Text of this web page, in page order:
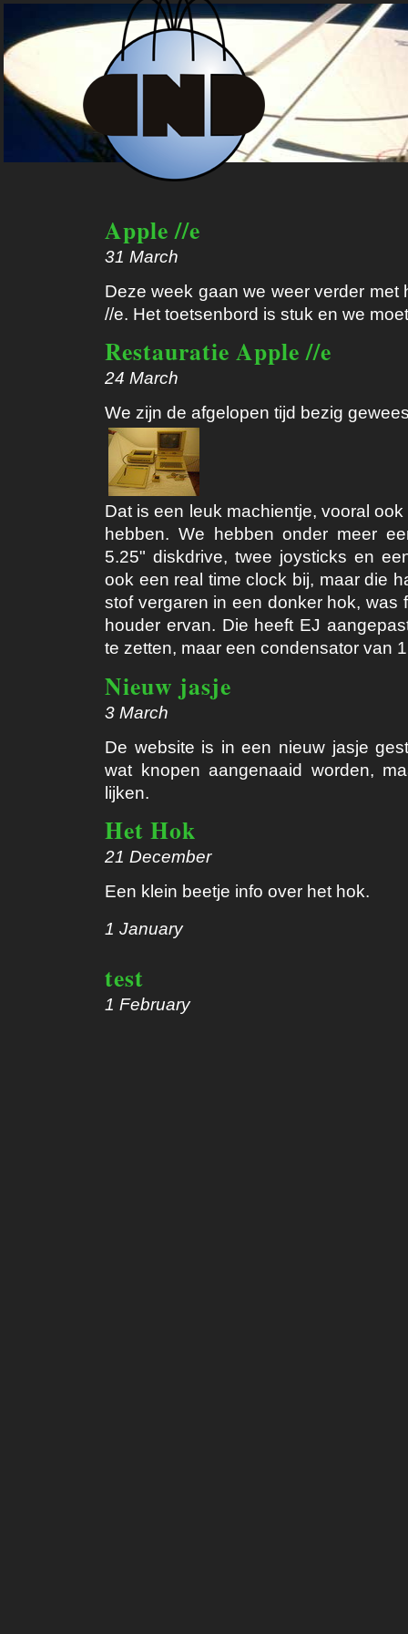
Apple //e
31 March
Deze week gaan we weer verder
//e. Het toetsenbord is stuk en we
Restauratie Apple //e
24 March
We zijn de afgelopen tijd bezig
Dat is een leuk machientje, vooral
hebben. We hebben onder meer
5.25" diskdrive, twee joysticks en
ook een real time clock bij, maar die
stof vergaren in een donker hok, was
houder ervan. Die heeft EJ
te zetten, maar een condensator van
Nieuw jasje
3 March
De website is in een nieuw jasje
wat knopen aangenaaid worden,
lijken.
Het Hok
21 December
Een klein beetje info over het hok.
1 January
test
1 February